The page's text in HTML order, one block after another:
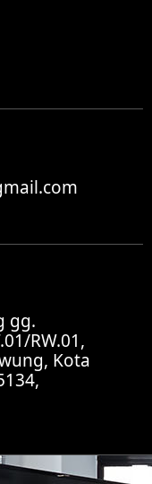
gg.
RW.01,
Kota